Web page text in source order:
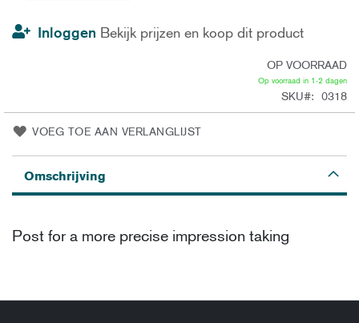
Inloggen Bekijk prijzen en koop dit product
OP VOORRAAD
Op voorraad in 1-2 dagen
SKU 0318
VOEG TOE AAN VERLANGLIJST
Omschrijving
Post for a more precise impression taking